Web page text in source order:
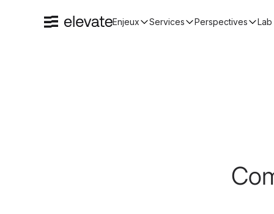
Enjeux Services Perspectives Lab